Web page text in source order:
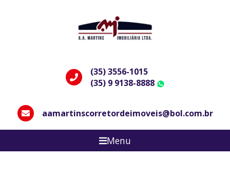
(35) 3556-1015
(35) 9 9138-8888
aamartinscorretordeimoveis@bol.com.br
Menu